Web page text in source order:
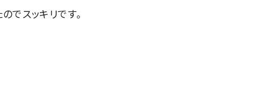
でスッキリです。